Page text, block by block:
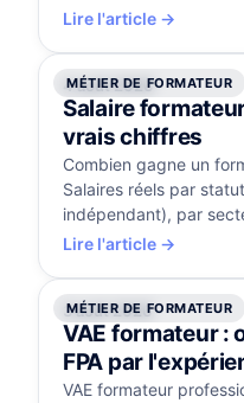
d'or aux Brandon Hall
Lire l'article →
MÉTIER DE FORMATEUR
4 août 2026
Salaire
vrais chiffres
Combien gagne un
Salaires réels par
indépendant), par
expérience, et les
Lire l'article →
MÉTIER DE FORMATEUR
3 août 2026
VAE formateur :
FPA par
VAE formateur